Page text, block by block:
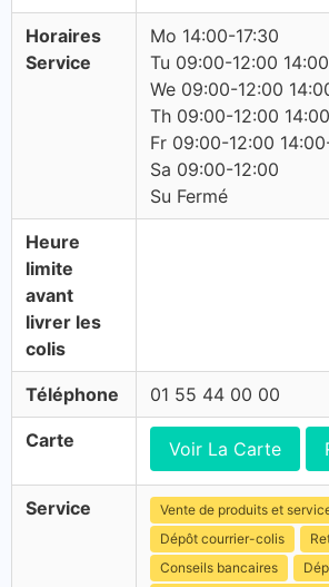
Horaires
Service
Mo 14:00-17:30
Tu 09:00-12:00
We 09:00-12:00
Th 09:00-12:00
Fr 09:00-12:00
Sa 09:00-12:00
Su Fermé
Heure
limite
avant
livrer les
colis
Téléphone 01 55 44 00 00
Carte Voir La Carte
Service
Vente de produits et
Dépôt courrier-colis
Conseils bancaires